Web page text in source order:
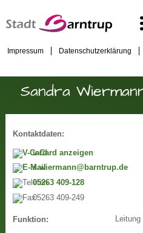
Impressum Datenschutzerklärung
Sandra
Kontaktdaten:
v-Card anzeigen
s.wiermann@barntrup.de
05263 409-128
05263 409-249
Funktion: